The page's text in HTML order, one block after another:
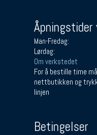
Man-Fredag:
Lørdag:
Om verkstedet
For å bestille time
nettbutikken og
linjen
Betingelser